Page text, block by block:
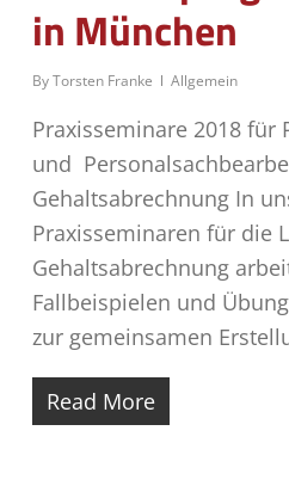
in München
ByTorsten Franke Allgemein
Praxisseminare 2018 für
und
Gehaltsabrechnung In
Praxisseminaren für die
Gehaltsabrechnung
Fallbeispielen und
zur gemeinsamen
Read More